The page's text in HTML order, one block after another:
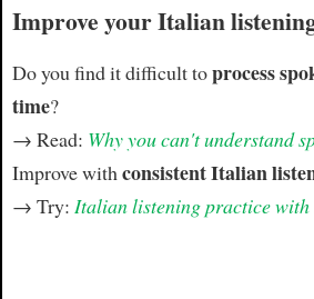
Improve your Italian
Do you find it difficult toprocess
time?
→ Read: Why you can't understand
Improve withconsistent Italian
→ Try: Italian listening practice